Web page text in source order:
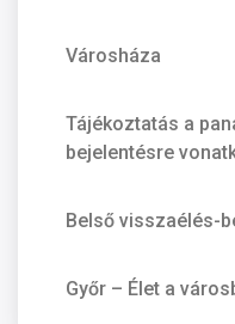
Városháza
Tájékoztatás a
bejelentésre
Belső visszaélés-
Győr – Élet a